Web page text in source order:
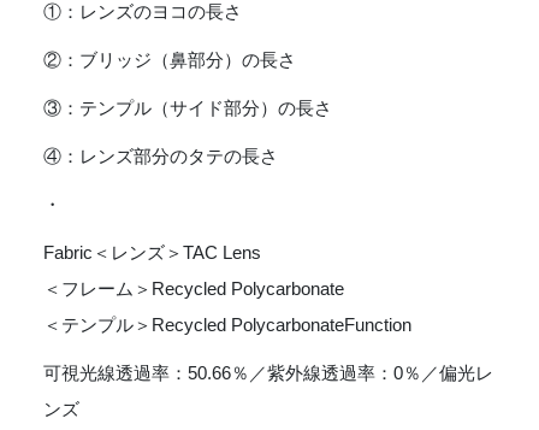
①：レンズのヨコの長さ
②：ブリッジ（鼻部分）の長さ
③：テンプル（サイド部分）の長さ
④：レンズ部分のタテの長さ
・
Fabric＜レンズ＞TAC Lens
＜フレーム＞Recycled Polycarbonate
＜テンプル＞Recycled PolycarbonateFunction
可視光線透過率：50.66％／紫外線透過率：0％／偏光レ
ンズ